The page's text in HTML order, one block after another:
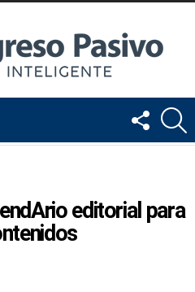
FOLLOW
US
editorial para